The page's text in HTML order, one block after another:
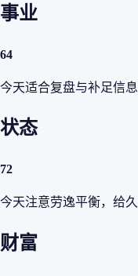
事业
64
今天适合复盘与补足信
状态
72
今天注意劳逸平衡，给
财富